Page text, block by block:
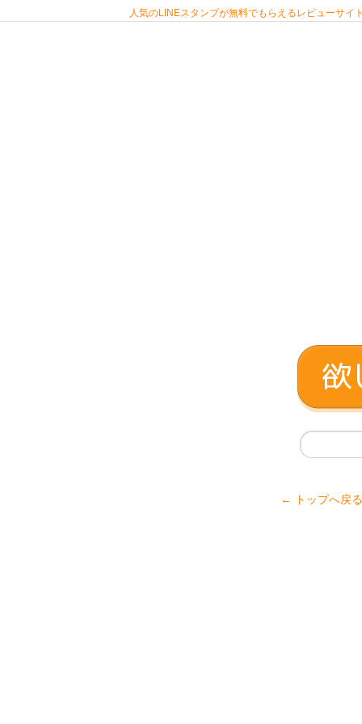
人気のLINEスタンプが無料でもらえるレビューサイ
← トップへ戻る